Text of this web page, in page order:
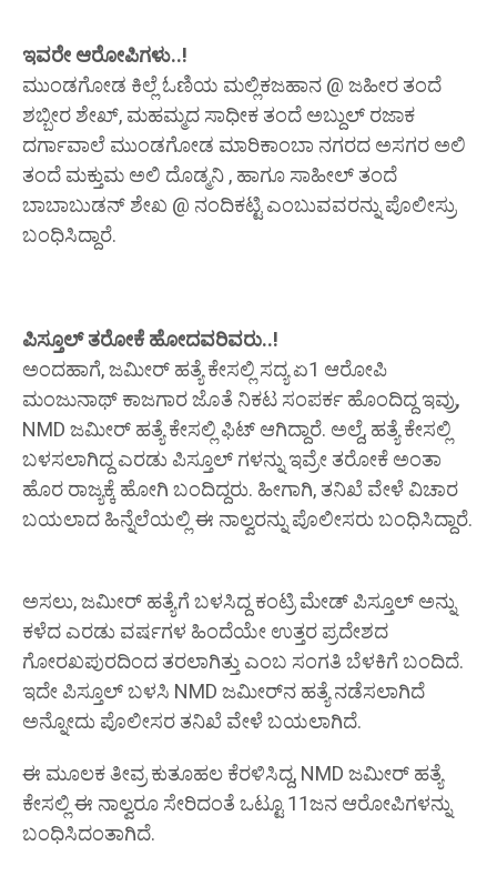
ಇವರೇ ಆರೋಪಿಗಳು..!
ಮುಂಡಗೋಡ ಕಿಲ್ಲೆ ಓಣಿಯ ಮಲ್ಲಿಕಜಹಾನ @ ಜಹೀರ ತಂದೆ
ಶಬ್ಬೀರ ಶೇಖ್, ಮಹಮ್ಮದ ಸಾಧೀಕ ತಂದೆ ಅಬ್ದುಲ್ ರಜಾಕ
ದರ್ಗಾವಾಲೆ ಮುಂಡಗೋಡ ಮಾರಿಕಾಂಬಾ ನಗರದ ಅಸಗರ ಅಲಿ
ತಂದೆ ಮಕ್ತುಮ ಅಲಿ ದೊಡ್ಮನಿ , ಹಾಗೂ ಸಾಹೀಲ್ ತಂದೆ
ಬಾಬಾಬುಡನ್ ಶೇಖ @ ನಂದಿಕಟ್ಟಿ ಎಂಬುವವರನ್ನು ಪೊಲೀಸ್ರು
ಬಂಧಿಸಿದ್ದಾರೆ.
ಪಿಸ್ತೂಲ್ ತರೋಕೆ ಹೋದವರಿವರು..!
ಅಂದಹಾಗೆ, ಜಮೀರ್ ಹತ್ಯೆ ಕೇಸಲ್ಲಿ ಸದ್ಯ ಏ1 ಆರೋಪಿ
ಮಂಜುನಾಥ್ ಕಾಜಗಾರ ಜೊತೆ ನಿಕಟ ಸಂಪರ್ಕ ಹೊಂದಿದ್ದ ಇವ್ರು,
NMD ಜಮೀರ್ ಹತ್ಯೆ ಕೇಸಲ್ಲಿ ಫಿಟ್ ಆಗಿದ್ದಾರೆ. ಅಲ್ದೆ, ಹತ್ಯೆ ಕೇಸಲ್ಲಿ
ಬಳಸಲಾಗಿದ್ದ ಎರಡು ಪಿಸ್ತೂಲ್ ಗಳನ್ನು ಇವ್ರೇ ತರೋಕೆ ಅಂತಾ
ಹೊರ ರಾಜ್ಯಕ್ಕೆ ಹೋಗಿ ಬಂದಿದ್ದರು. ಹೀಗಾಗಿ, ತನಿಖೆ ವೇಳೆ ವಿಚಾರ
ಬಯಲಾದ ಹಿನ್ನೆಲೆಯಲ್ಲಿ ಈ ನಾಲ್ವರನ್ನು ಪೊಲೀಸರು ಬಂಧಿಸಿದ್ದಾರೆ.
ಅಸಲು, ಜಮೀರ್ ಹತ್ಯೆಗೆ ಬಳಸಿದ್ದ ಕಂಟ್ರಿ ಮೇಡ್ ಪಿಸ್ತೂಲ್ ಅನ್ನು
ಕಳೆದ ಎರಡು ವರ್ಷಗಳ ಹಿಂದೆಯೇ ಉತ್ತರ ಪ್ರದೇಶದ
ಗೋರಖಪುರದಿಂದ ತರಲಾಗಿತ್ತು ಎಂಬ ಸಂಗತಿ ಬೆಳಕಿಗೆ ಬಂದಿದೆ.
ಇದೇ ಪಿಸ್ತೂಲ್ ಬಳಸಿ NMD ಜಮೀರ್‌ನ ಹತ್ಯೆ ನಡೆಸಲಾಗಿದೆ
ಅನ್ನೋದು ಪೊಲೀಸರ ತನಿಖೆ ವೇಳೆ ಬಯಲಾಗಿದೆ.
ಈ ಮೂಲಕ ತೀವ್ರ ಕುತೂಹಲ ಕೆರಳಿಸಿದ್ದ, NMD ಜಮೀರ್ ಹತ್ಯೆ
ಕೇಸಲ್ಲಿ ಈ ನಾಲ್ವರೂ ಸೇರಿದಂತೆ ಒಟ್ಟೂ 11ಜನ ಆರೋಪಿಗಳನ್ನು
ಬಂಧಿಸಿದಂತಾಗಿದೆ.